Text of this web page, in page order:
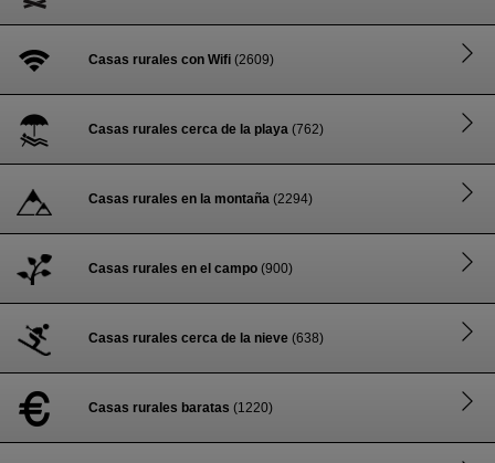
Casas rurales con Wifi (2609)
Casas rurales cerca de la playa (762)
Casas rurales en la montaña (2294)
Casas rurales en el campo (900)
Casas rurales cerca de la nieve (638)
Casas rurales baratas (1220)